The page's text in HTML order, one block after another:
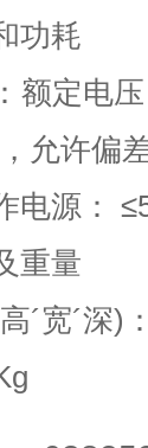
功耗
额定电
，允许偏
电源： ≤
重量
高´宽´深) ：